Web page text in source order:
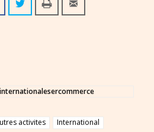
activites
International